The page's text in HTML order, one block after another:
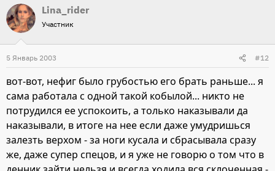
Lina_rider
Участник
5 Январь 2003 #12
вот-вот, нефиг было грубостью его брать раньше... я
сама работала с одной такой кобылой... никто не
потрудился ее успокоить, а только наказывали да
наказывали, в итоге на нее если даже умудришься
залезть верхом - за ноги кусала и сбрасывала сразу
же, даже супер спецов, и я уже не говорю о том что в